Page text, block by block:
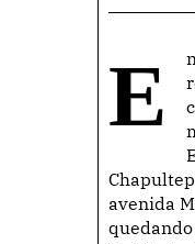
En un trágico suceso en Morelia, Michoacán, tres personas perdieron la vida y una más
avenida